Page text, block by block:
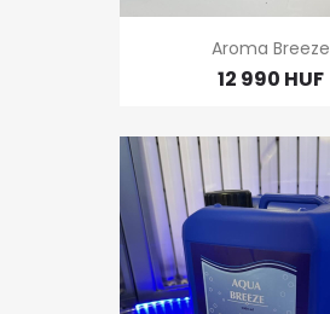
Aroma Breeze
12 990 HUF